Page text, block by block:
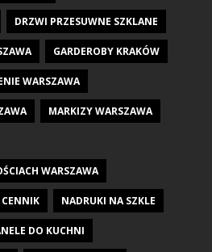
DRZWI PRZESUWNE SZKLANE
GARDEROBY KRAKÓW
WARSZAWA
MARKIZY WARSZAWA
WARSZAWA
NADRUKI NA SZKLE
DO KUCHNI